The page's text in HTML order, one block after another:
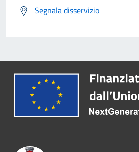
Segnala disservizio